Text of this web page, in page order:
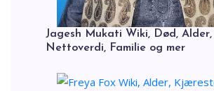
Jagesh Mukati Wiki, Død,
Nettoverdi, Familie og mer